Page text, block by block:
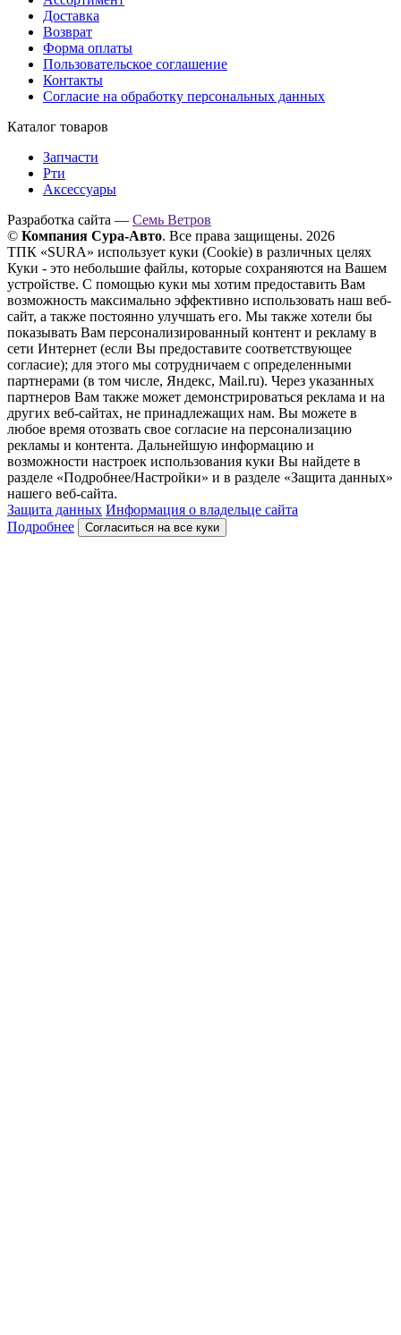
Доставка
Возврат
Форма оплаты
Пользовательское соглашение
Контакты
Согласие на обработку персональных данных
Каталог товаров
Запчасти
Рти
Аксессуары
Разработка сайта — Семь Ветров
© Компания Сура-Авто. Все права защищены. 2026
ТПК «SURA» использует куки (Cookie) в различных целях
Куки - это небольшие файлы, которые сохраняются на Вашем
устройстве. С помощью куки мы хотим предоставить Вам
возможность максимально эффективно использовать наш веб-
сайт, а также постоянно улучшать его. Мы также хотели бы
показывать Вам персонализированный контент и рекламу в
сети Интернет (если Вы предоставите соответствующее
согласие); для этого мы сотрудничаем с определенными
партнерами (в том числе, Яндекс, Mail.ru). Через указанных
партнеров Вам также может демонстрироваться реклама и на
других веб-сайтах, не принадлежащих нам. Вы можете в
любое время отозвать свое согласие на персонализацию
рекламы и контента. Дальнейшую информацию и
возможности настроек использования куки Вы найдете в
разделе «Подробнее/Настройки» и в разделе «Защита данных»
нашего веб-сайта.
Защита данных Информация о владельце сайта
Подробнее
Согласиться на все куки